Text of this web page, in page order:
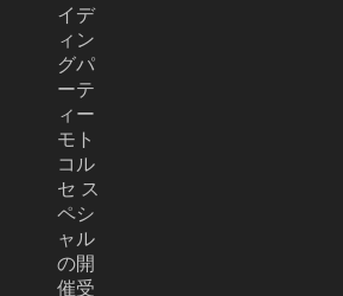
イデ
ィン
グパ
ーテ
ィー
モト
コル
セ ス
ペシ
ャル
の開
催受